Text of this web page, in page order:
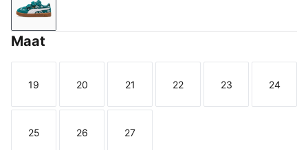
Emerald Ice-PUMA White
Maat
Maat
19
Maat
20
Maat
21
Maat
22
Maat
23
Maat
24
Maat
25
Maat
26
Maat
27